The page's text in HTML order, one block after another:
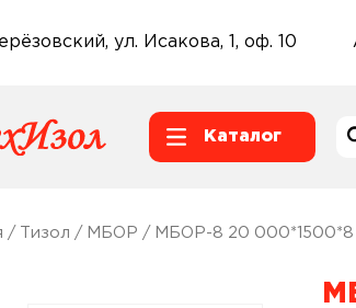
ул. Исакова, 1, оф. 10
Каталог
/ Тизол / МБОР / МБОР-8 20 000*1500*8